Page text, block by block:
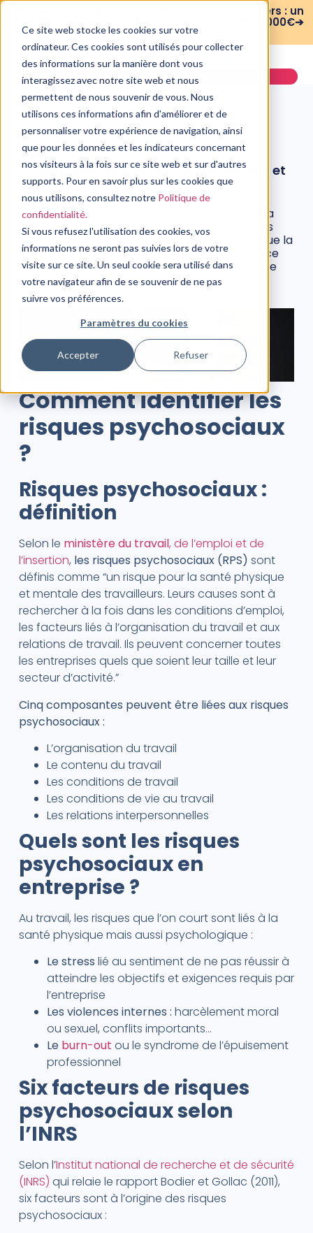
Ce site web stocke les cookies sur votre
ordinateur. Ces cookies sont utilisés pour collecter
des informations sur la manière dont vous
interagissez avec notre site web et nous
permettent de nous souvenir de vous. Nous
utilisons ces informations afin d'améliorer et de
personnaliser votre expérience de navigation, ainsi
que pour les données et les indicateurs concernant
nos visiteurs à la fois sur ce site web et sur d'autres
supports. Pour en savoir plus sur les cookies que
nous utilisons, consultez notre Politique de
confidentialité.
Si vous refusez l'utilisation des cookies, vos
informations ne seront pas suivies lors de votre
visite sur ce site. Un seul cookie sera utilisé dans
votre navigateur afin de se souvenir de ne pas
suivre vos préférences.
Paramètres du cookies
Accepter Refuser
WEBINAIRE : Risques psychosociaux et managers : un
plan de formation sur 3 mois pour moins de 3 000€➔
voir le replay
Demander une démo
QVT/RPS
Quels sont les risques psychosociaux et
comment les prévenir ?
27 septembre, 2021
Les risques psychosociaux ont un impact sur la
santé d’une entreprise mais aussi sur celle des
collaborateurs. Les employeurs, pour éviter que la
situation ne s'aggrave, doivent mettre en place
des mesures, afin de favoriser les conditions de
travail de leurs collaborateurs.
Comment identifier les
risques psychosociaux
?
Risques psychosociaux :
définition
Selon le ministère du travail, de l’emploi et de
l’insertion, les risques psychosociaux (RPS) sont
définis comme “un risque pour la santé physique
et mentale des travailleurs. Leurs causes sont à
rechercher à la fois dans les conditions d’emploi,
les facteurs liés à l’organisation du travail et aux
relations de travail. Ils peuvent concerner toutes
les entreprises quels que soient leur taille et leur
secteur d’activité.”
Cinq composantes peuvent être liées aux risques
psychosociaux :
L’organisation du travail
Le contenu du travail
Les conditions de travail
Les conditions de vie au travail
Les relations interpersonnelles
Quels sont les risques
psychosociaux en
entreprise ?
Au travail, les risques que l’on court sont liés à la
santé physique mais aussi psychologique :
Le stress lié au sentiment de ne pas réussir à
atteindre les objectifs et exigences requis par
l’entreprise
Les violences internes : harcèlement moral
ou sexuel, conflits importants…
Le burn-out ou le syndrome de l’épuisement
professionnel
Six facteurs de risques
psychosociaux selon
l’INRS
Selon l’Institut national de recherche et de sécurité
(INRS) qui relaie le rapport Bodier et Gollac (2011),
six facteurs sont à l’origine des risques
psychosociaux :